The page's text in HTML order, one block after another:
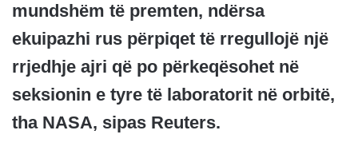
mundshëm të premten, ndërsa
ekuipazhi rus përpiqet të rregullojë një
rrjedhje ajri që po përkeqësohet në
seksionin e tyre të laboratorit në orbitë,
tha NASA, sipas Reuters.